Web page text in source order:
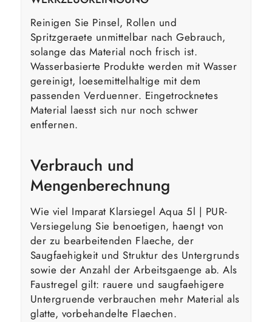
Reinigen Sie Pinsel, Rollen und
Spritzgeraete unmittelbar nach Gebrauch,
solange das Material noch frisch ist.
Wasserbasierte Produkte werden mit Wasser
gereinigt, loesemittelhaltige mit dem
passenden Verduenner. Eingetrocknetes
Material laesst sich nur noch schwer
entfernen.
Verbrauch und
Mengenberechnung
Wie viel Imparat Klarsiegel Aqua 5l | PUR-
Versiegelung Sie benoetigen, haengt von
der zu bearbeitenden Flaeche, der
Saugfaehigkeit und Struktur des Untergrunds
sowie der Anzahl der Arbeitsgaenge ab. Als
Faustregel gilt: rauere und saugfaehigere
Untergruende verbrauchen mehr Material als
glatte, vorbehandelte Flaechen.